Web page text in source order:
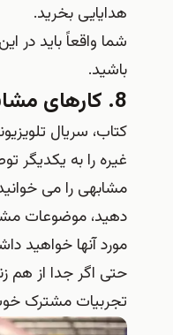
هدایایی بخرید.
شما واقعاً باید در
باشید.
8. کارهای مشابه انجام دهید
کتاب، سریال
غیره را به یکدیگر
مشابهی را می‌
دهید، موضوعات
مورد آنها خواهید
حتی اگر جدا از هم
تجربیات مشترک